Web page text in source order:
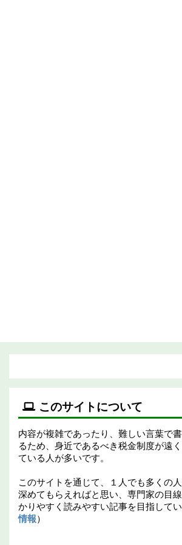
このサイトについて
内容が複雑であったり、難しい言葉で
るため、身近であるべき税金制度が遠
ている人が多いです。
このサイトを通じて、１人でも多くの
深めてもらえればと思い、専門家の目
かりやすく読みやすい記事を目指して
情報）